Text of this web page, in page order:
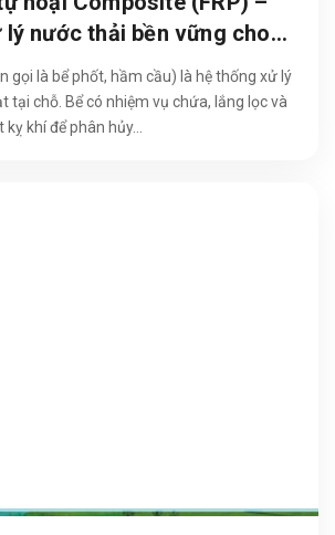
lý nước thải bền vững cho
2026
gọi là bể phốt, hầm cầu) là hệ thống xử lý
tại chỗ. Bể có nhiệm vụ chứa, lắng lọc và
khí để phân hủy...